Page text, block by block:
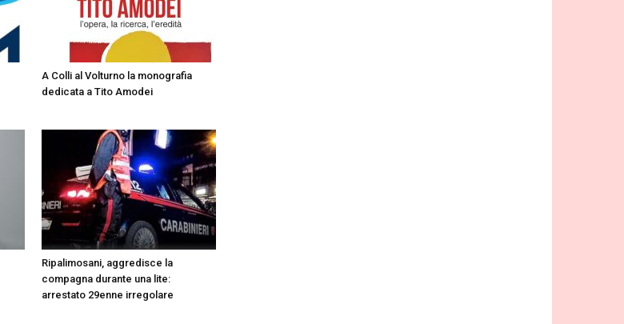
A Colli al Volturno la monografia
dedicata a Tito Amodei
Ripalimosani, aggredisce la
compagna durante una lite:
arrestato 29enne irregolare